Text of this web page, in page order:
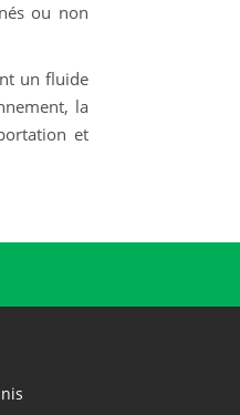
ou non
un fluide
la
et